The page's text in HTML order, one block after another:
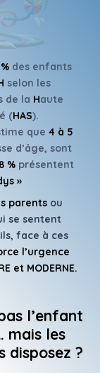
des enfants
selon les
de la Haute
(HAS).
que 4 à 5
d’âge, sont
% présentent
»
parentsou
se sentent
face à ces
l’urgence
et MODERNE.
l’enfant
mais les
disposez ?